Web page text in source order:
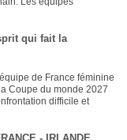
qui fait la
de France féminine
Coupe du monde 2027
difficile et